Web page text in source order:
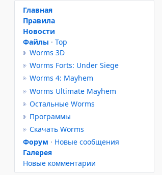
Главная
Правила
Новости
Файлы · Top
Worms 3D
Worms Forts: Under Siege
Worms 4: Mayhem
Worms Ultimate Mayhem
Остальные Worms
Программы
Скачать Worms
Форум · Новые сообщения
Галерея
Новые комментарии